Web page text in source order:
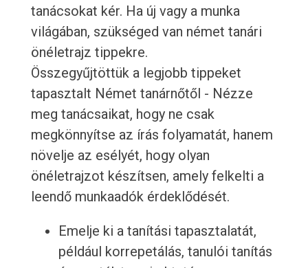
tanácsokat kér. Ha új vagy a munka
világában, szükséged van német tanári
önéletrajz tippekre.
Összegyűjtöttük a legjobb tippeket
tapasztalt Német tanárnőtől - Nézze
meg tanácsaikat, hogy ne csak
megkönnyítse az írás folyamatát, hanem
növelje az esélyét, hogy olyan
önéletrajzot készítsen, amely felkelti a
leendő munkaadók érdeklődését.
Emelje ki a tanítási tapasztalatát,
például korrepetálás, tanulói tanítás